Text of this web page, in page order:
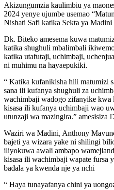
Akizungumzia kaulimbiu ya
2024 yenye ujumbe usemao
Nishati Safi katika Sekta ya
Dk. Biteko amesema kuwa
katika shughuli mbalimbali
katika utafutaji, uchimbaji,
ni muhimu na hayaepukiki.
“ Katika kufanikisha hili matumizi
sana ili kufanya shughuli za
wachimbaji wadogo zifanyike kwa
kisasa ili kufanya uchimbaji wao
utunzaji wa mazingira.” amesisiza
Waziri wa Madini, Anthony
bajeti ya wizara yake ni shilingi
iliyokuwa awali ambapo
kisasa ili wachimbaji wapate fursa
badala ya kwenda nje ya nchi
“ Haya tunayafanya chini ya